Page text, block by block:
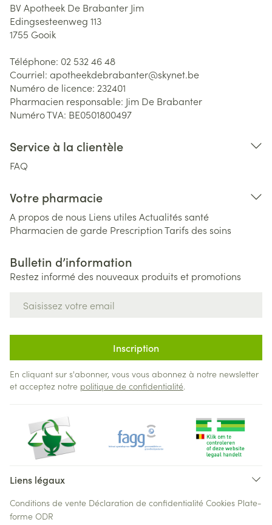
BV Apotheek De Brabanter Jim
Edingsesteenweg 113
1755 Gooik
Téléphone: 02 532 46 48
Courriel: apotheekdebrabanter@skynet.be
Numéro de licence: 232401
Pharmacien responsable: Jim De Brabanter
Numéro TVA: BE0501800497
Service à la clientèle
FAQ
Votre pharmacie
A propos de nous Liens utiles Actualités santé
Pharmacien de garde PrescriptionTarifs des soins
Bulletin d’information
Restez informé des nouveaux produits et promotions
Inscription
En cliquant sur s'abonner, vous vous abonnez à notre newsletter
et acceptez notre politique de confidentialité.
Liens légaux
Conditions de vente Déclaration de confidentialité Cookies Plate-
forme ODR